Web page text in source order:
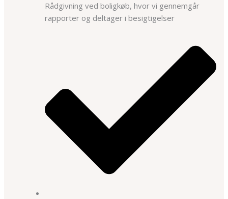
Rådgivning ved boligkøb, hvor vi gennemgår
rapporter og deltager i besigtigelser